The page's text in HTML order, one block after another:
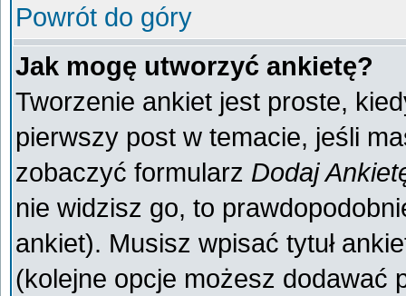
Powrót do góry
Jak mogę utworzyć ankietę?
Tworzenie ankiet jest proste,
pierwszy post w temacie, jeśli
zobaczyć formularz Dodaj
nie widzisz go, to
ankiet). Musisz wpisać tytuł
(kolejne opcje możesz dodawać